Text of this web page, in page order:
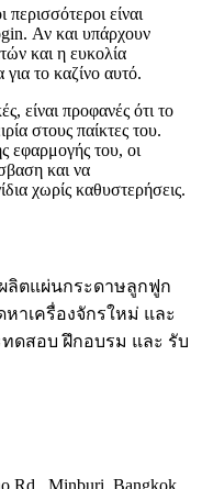
περισσότεροι είναι
Αν και υπάρχουν
και η ευκολία
το καζίνο αυτό.
είναι προφανές ότι το
στους παίκτες του.
εφαρμογής του, οι
και να
χωρίς καθυστερήσεις.
ลิตแผ่นกระดาษลูกฟูก
าเครื่องจักรใหม่ และ
ดสอบ ฝึกอบรม และ รับ